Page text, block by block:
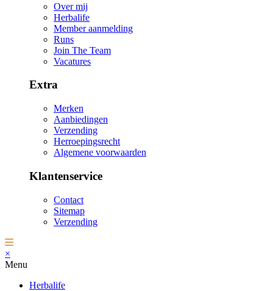
Over mij
Herbalife
Member aanmelding
Runs
Join The Team
Vacatures
Extra
Merken
Aanbiedingen
Verzending
Herroepingsrecht
Algemene voorwaarden
Klantenservice
Contact
Sitemap
Verzending
×
Menu
Herbalife